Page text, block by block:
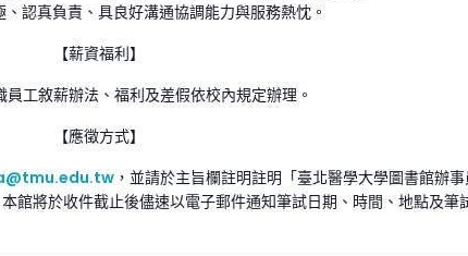
認真負責、具良好溝通協調能力與服務熱忱。
【薪資福利】
工敘薪辦法、福利及差假依校內規定辦理。
【應徵方式】
，並請於主旨欄註明註明「臺北醫學大學圖書館辦
將於收件截止後儘速以電子郵件通知筆試日期、時間、地點及筆